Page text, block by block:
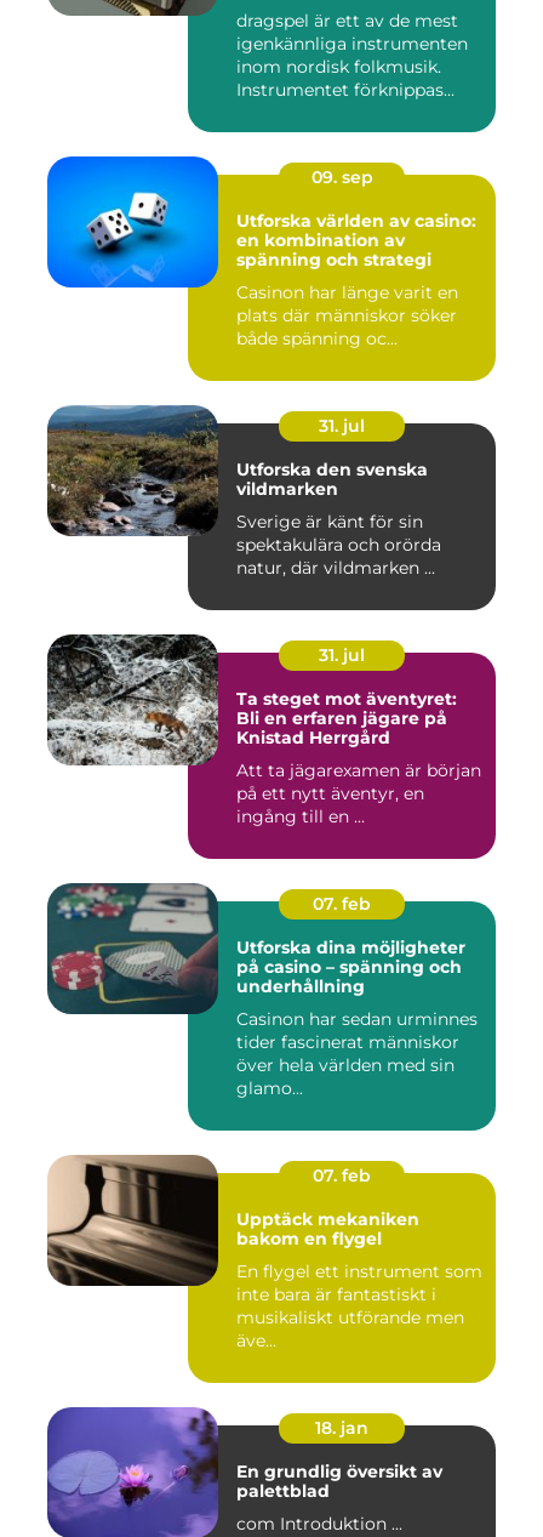
dragspel är ett av de mest
igenkännliga instrumenten
inom nordisk folkmusik.
Instrumentet förknippas...
09. sep
Utforska världen av casino:
en kombination av
spänning och strategi
Casinon har länge varit en
plats där människor söker
både spänning oc...
31. jul
Utforska den svenska
vildmarken
Sverige är känt för sin
spektakulära och orörda
natur, där vildmarken ...
31. jul
Ta steget mot äventyret:
Bli en erfaren jägare på
Knistad Herrgård
Att ta jägarexamen är början
på ett nytt äventyr, en
ingång till en ...
07. feb
Utforska dina möjligheter
på casino – spänning och
underhållning
Casinon har sedan urminnes
tider fascinerat människor
över hela världen med sin
glamo...
07. feb
Upptäck mekaniken
bakom en flygel
En flygel ett instrument som
inte bara är fantastiskt i
musikaliskt utförande men
äve...
18. jan
En grundlig översikt av
palettblad
com Introduktion ...